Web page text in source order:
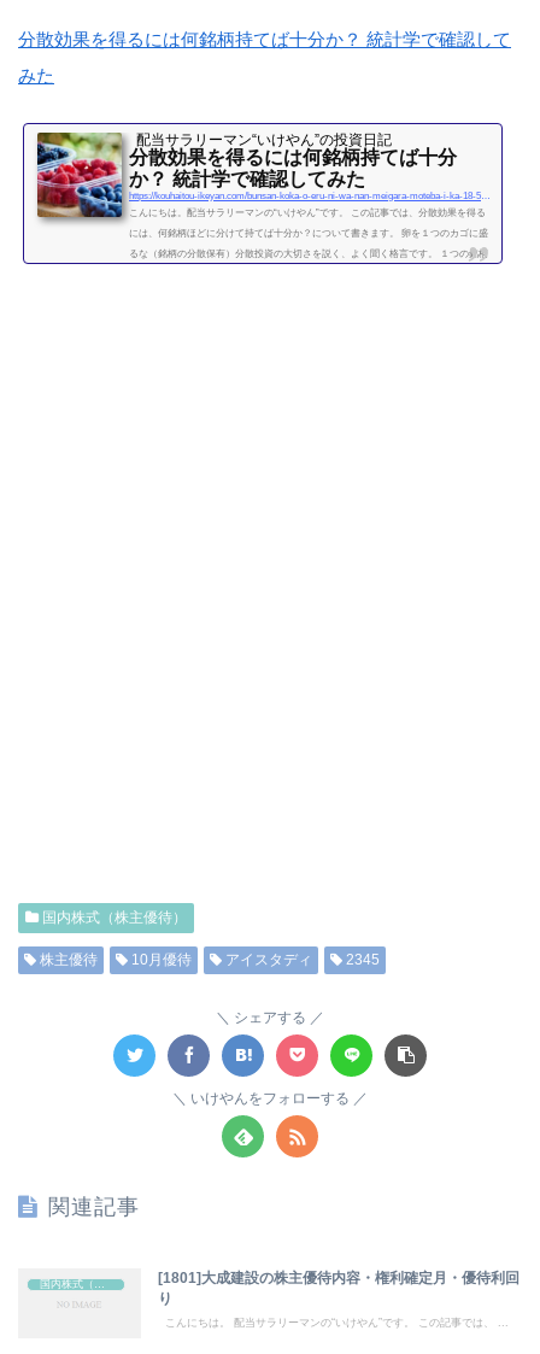
分散効果を得るには何銘柄持てば十分か？ 統計学で確認して
みた
配当サラリーマン“いけやん”の投資日記 ​
分散効果を得るには何銘柄持てば十分
か？ 統計学で確認してみた
こんにちは。配当サラリーマンの“いけやん”です。 この記事では、分散効果を得る
には、何銘柄ほどに分けて持てば十分か？について書きます。 卵を１つのカゴに盛
るな（銘柄の分散保有）分散投資の大切さを説く、よく聞く格言です。 １つの銘柄
国内株式（株主優待）
株主優待 10月優待 アイスタディ 2345
シェアする
いけやんをフォローする
関連記事
[1801]大成建設の株主優待内容・権利確定月・優待利回
り
こんにちは。 配当サラリーマンの“いけやん”です。 この記事では、 ...